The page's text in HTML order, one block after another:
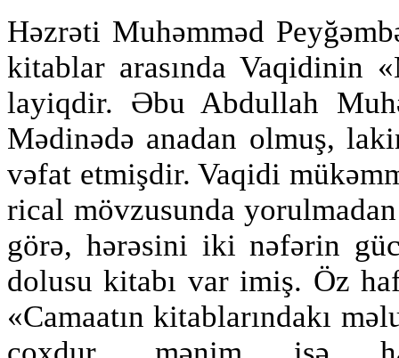
Həzrəti Muhəmməd
kitablar arasında Vaqidinin
layiqdir. Əbu Abdullah
Mədinədə anadan olmuş,
vəfat etmişdir. Vaqidi
rical mövzusunda
görə, hərəsini iki nəfərin
dolusu kitabı var imiş. Öz
«Camaatın kitablarındakı